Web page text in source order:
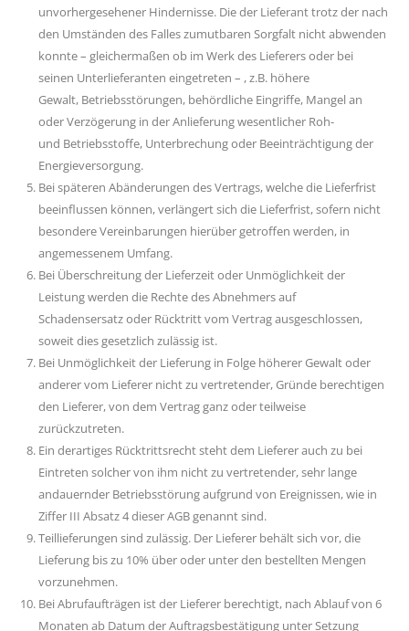
unvorhergesehener Hindernisse. Die der Lieferant trotz der nach
den Umständen des Falles zumutbaren Sorgfalt nicht abwenden
konnte – gleichermaßen ob im Werk des Lieferers oder bei
seinen Unterlieferanten eingetreten – , z.B. höhere
Gewalt, Betriebsstörungen, behördliche Eingriffe, Mangel an
oder Verzögerung in der Anlieferung wesentlicher Roh-
und Betriebsstoffe, Unterbrechung oder Beeinträchtigung der
Energieversorgung.
Bei späteren Abänderungen des Vertrags, welche die Lieferfrist
beeinflussen können, verlängert sich die Lieferfrist, sofern nicht
besondere Vereinbarungen hierüber getroffen werden, in
angemessenem Umfang.
Bei Überschreitung der Lieferzeit oder Unmöglichkeit der
Leistung werden die Rechte des Abnehmers auf
Schadensersatz oder Rücktritt vom Vertrag ausgeschlossen,
soweit dies gesetzlich zulässig ist.
Bei Unmöglichkeit der Lieferung in Folge höherer Gewalt oder
anderer vom Lieferer nicht zu vertretender, Gründe berechtigen
den Lieferer, von dem Vertrag ganz oder teilweise
zurückzutreten.
Ein derartiges Rücktrittsrecht steht dem Lieferer auch zu bei
Eintreten solcher von ihm nicht zu vertretender, sehr lange
andauernder Betriebsstörung aufgrund von Ereignissen, wie in
Ziffer III Absatz 4 dieser AGB genannt sind.
Teillieferungen sind zulässig. Der Lieferer behält sich vor, die
Lieferung bis zu 10% über oder unter den bestellten Mengen
vorzunehmen.
Bei Abrufaufträgen ist der Lieferer berechtigt, nach Ablauf von 6
Monaten ab Datum der Auftragsbestätigung unter Setzung